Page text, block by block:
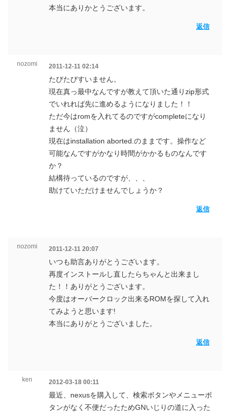
本当にありかとうございます。
返信
nozomi 2011-12-11 02:14
たびたびすいません。
現在真っ最中なんですが教えて頂いた通りzip形式
でいれれば先に進めるようになりました！！
ただ今はromを入れてるのですがcompleteになり
ません（泣）
現在はinstallation aborted.のままです。操作など
可能なんですがかなり時間がかかるものなんです
か？
結構待っているのですが、、、
助けていただけませんでしょうか？
返信
nozomi 2011-12-11 20:07
いつも助言ありがとうございます。
再度インストールし直したらちゃんと出来まし
た！！ありがとうございます。
今度はオーバークロック出来るROMを探して入れ
てみようと思います!
本当にありがとうございました。
返信
ken 2012-03-18 00:11
最近、nexusを購入して、検索ボタンやメニューボ
タンがなく不便だったためGNいじりの道に入った